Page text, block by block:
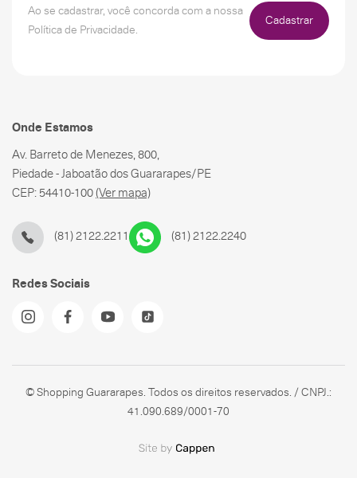
Ao se cadastrar, você concorda com a nossa
Política de Privacidade.
Cadastrar
Onde Estamos
Av. Barreto de Menezes, 800,
Piedade - Jaboatão dos Guararapes/PE
CEP: 54410-100(Ver mapa)
Redes Sociais
(81) 2122.2211 (81) 2122.2240
© Shopping Guararapes. Todos os direitos reservados. / CNPJ.:
41.090.689/0001-70